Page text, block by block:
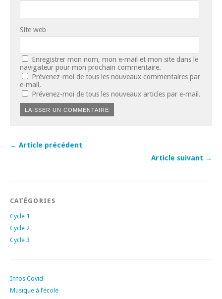
Site web
Enregistrer mon nom, mon e-mail et mon site dans le
navigateur pour mon prochain commentaire.
Prévenez-moi de tous les nouveaux commentaires par
e-mail.
Prévenez-moi de tous les nouveaux articles par e-mail.
← Article précédent
Article suivant →
CATÉGORIES
Cycle 1
Cycle 2
Cycle 3
Infos Covid
Musique à l’école